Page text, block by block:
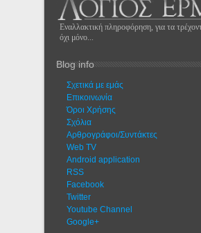
Εναλλακτική πληροφόρηση, για τα
όχι μόνο...
Blog info
Σχετικά με εμάς
Eπικοινωνία
Όροι Χρήσης
Σχόλια
Αρθρογράφοι/Συντάκτες
Web TV
Android application
RSS
Facebook
Twitter
Youtube Channel
Google+